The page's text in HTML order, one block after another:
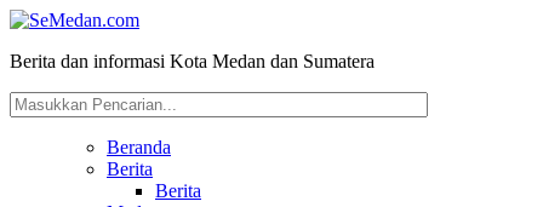
Berita dan informasi Kota Medan dan Sumatera
Beranda
Berita
Berita